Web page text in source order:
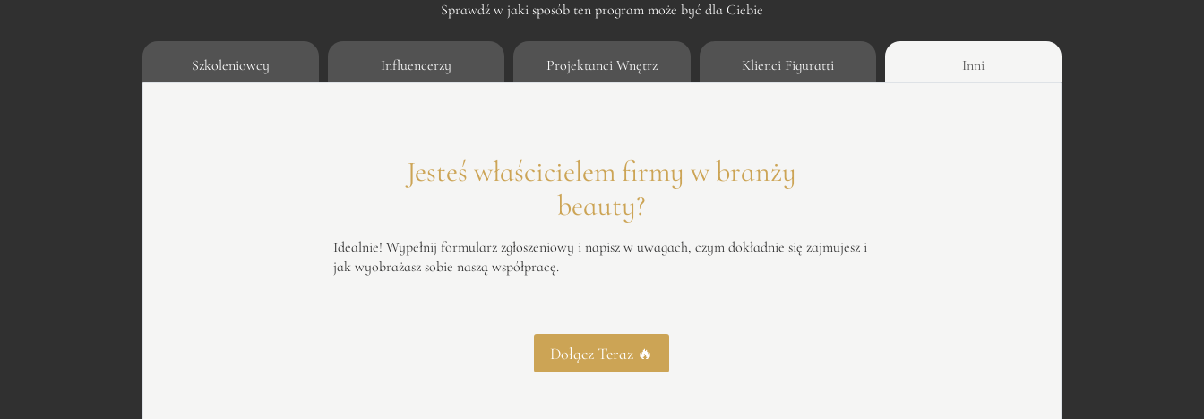
Sprawdź w jaki sposób ten program może być dla Ciebie
Szkoleniowcy Influencerzy Projektanci Wnętrz Klienci Figuratti Inni
Jesteś właścicielem firmy w branży
beauty?
Idealnie! Wypełnij formularz zgłoszeniowy i napisz w uwagach, czym dokładnie się zajmujesz i
jak wyobrażasz sobie naszą współpracę.
Dołącz Teraz 🔥